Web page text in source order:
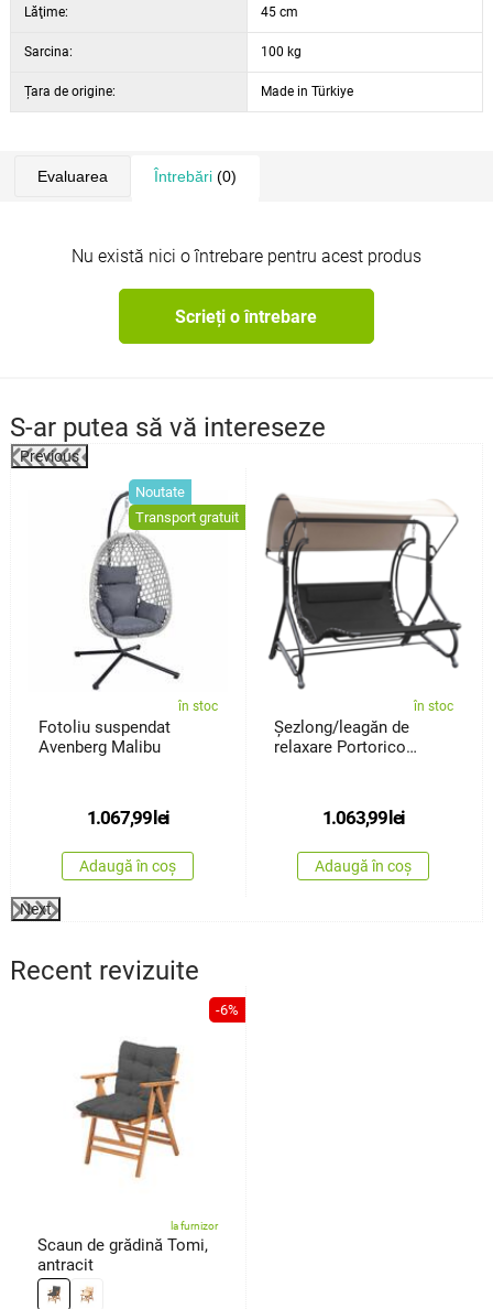
Lăţime: 45 cm
Sarcina: 100 kg
Țara de origine: Made in Türkiye
Evaluarea Întrebări(0)
Nu există nici o întrebare pentru acest produs
Scrieți o întrebare
S-ar putea să vă intereseze
Previous
Noutate
Transport gratuit
în stoc
Fotoliu suspendat
Avenberg Malibu
1.067,99 lei
Adaugă în coș
în stoc
Șezlong/leagăn de
relaxare Portorico
1.063,99 lei
Adaugă în coș
Next
Recent revizuite
-6%
la furnizor
Scaun de grădină Tomi,
antracit